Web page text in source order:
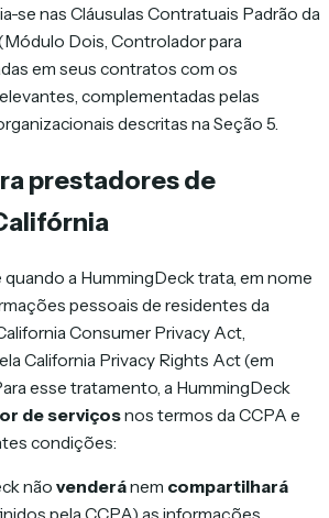
se nas Cláusulas Contratuais Padrão da
Dois, Controlador para
em seus contratos com os
complementadas pelas
descritas na Seção 5.
prestadores de
quando a HummingDeck trata, em nome
pessoais de residentes da
Consumer Privacy Act,
California Privacy Rights Act (em
esse tratamento, a HummingDeck
de serviçosnos termos da CCPA e
condições:
não venderánem compartilhará